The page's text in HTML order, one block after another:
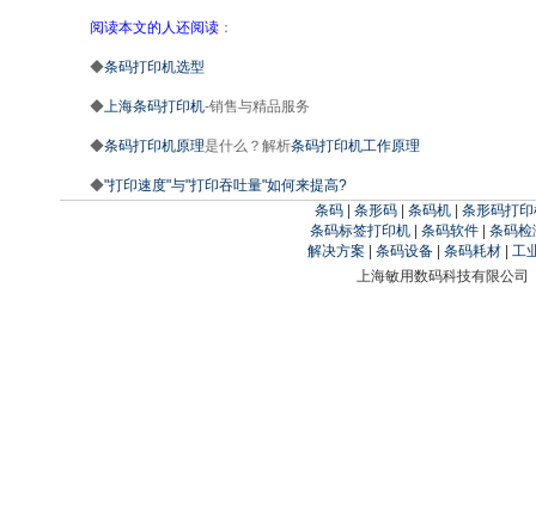
阅读本文的人还阅读 ：
◆条码打印机选型
◆上海条码打印机-销售与精品服务
◆条码打印机原理是什么？解析条码打印机工作原理
◆"打印速度"与"打印吞吐量"如何来提高?
条码| 条形码| 条码机| 条形码打印
条码标签打印机
条码软件
条码检
解决方案
条码设备| 条码耗材| 工
上海敏用数码科技有限公司